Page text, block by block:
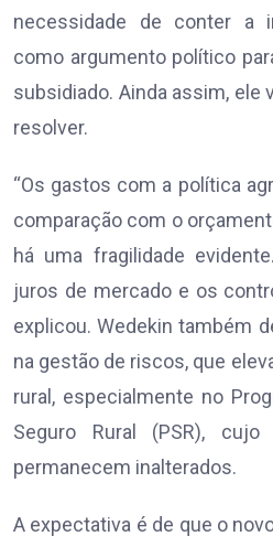
necessidade de conter a
como argumento político
subsidiado. Ainda assim,
resolver.
“Os gastos com a política
comparação com o
há uma fragilidade
juros de mercado e os
explicou. Wedekin também
na gestão de riscos, que
rural, especialmente no
Seguro Rural (PSR),
permanecem inalterados.
A expectativa é de que o